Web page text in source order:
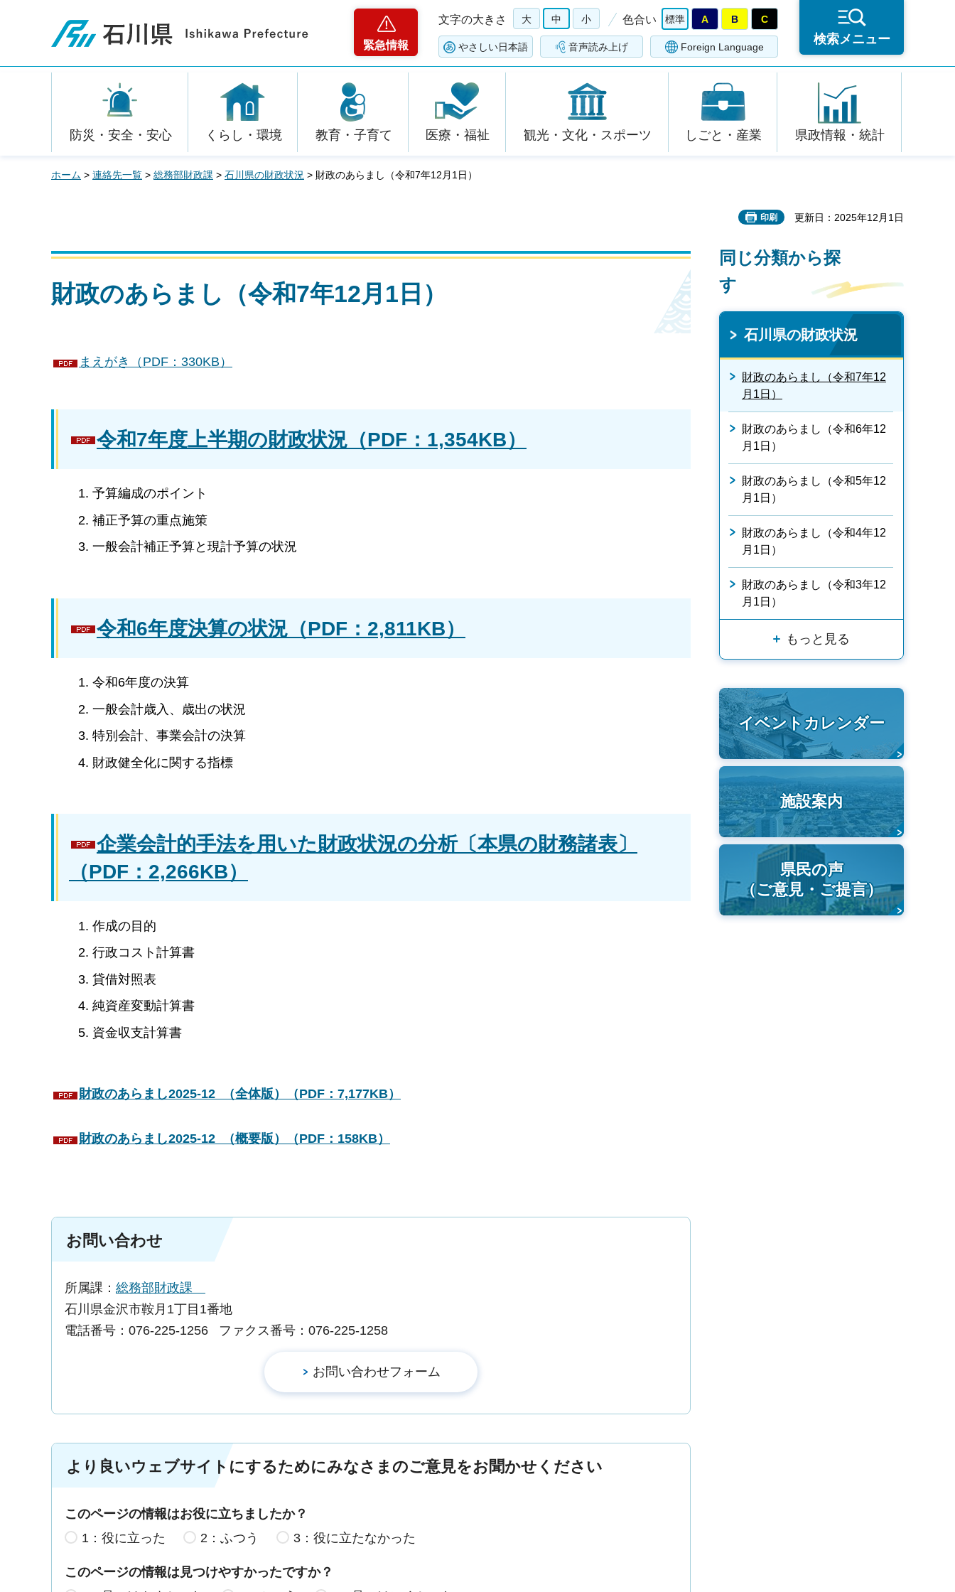
石川県
緊急情報
文字の大きさ 大 中 小 色合い 標準 A B C
やさしい日本語 音声読み上げ Foreign Language
検索メニュー
防災・安全・安心 くらし・環境 教育・子育て 医療・福祉 観光・文化・スポーツ しごと・産業 県政情報・統計
ホーム > 連絡先一覧 > 総務部財政課 > 石川県の財政状況 > 財政のあらまし（令和7年12月1日）
印刷 更新日：2025年12月1日
財政のあらまし（令和7年12月1日）
まえがき（PDF：330KB）
令和7年度上半期の財政状況（PDF：1,354KB）
予算編成のポイント
補正予算の重点施策
一般会計補正予算と現計予算の状況
令和6年度決算の状況（PDF：2,811KB）
令和6年度の決算
一般会計歳入、歳出の状況
特別会計、事業会計の決算
財政健全化に関する指標
企業会計的手法を用いた財政状況の分析〔本県の財務諸表〕
（PDF：2,266KB）
作成の目的
行政コスト計算書
貸借対照表
純資産変動計算書
資金収支計算書
財政のあらまし2025-12 （全体版）（PDF：7,177KB）
財政のあらまし2025-12 （概要版）（PDF：158KB）
お問い合わせ
所属課： 総務部財政課
石川県金沢市鞍月1丁目1番地
電話番号：076-225-1256
ファクス番号：076-225-1258
より良いウェブサイトにするためにみなさまのご意見をお聞かせください
このページの情報はお役に立ちましたか？
1：役に立った
2：ふつう 3：役に立たなかった
このページの情報は見つけやすかったですか？
同じ分類から探
す
石川県の財政状況
財政のあらまし（令和7年12
月1日）
財政のあらまし（令和6年12
月1日）
財政のあらまし（令和5年12
月1日）
財政のあらまし（令和4年12
月1日）
財政のあらまし（令和3年12
月1日）
もっと見る
イベントカレンダー
施設案内
県民の声
（ご意見・ご提言）